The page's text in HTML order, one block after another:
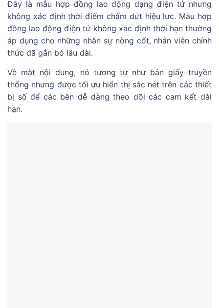
Đây là mẫu hợp đồng lao động dạng điện tử nhưng
không xác định thời điểm chấm dứt hiệu lực. Mẫu hợp
đồng lao động điện tử không xác định thời hạn thường
áp dụng cho những nhân sự nòng cốt, nhân viên chính
thức đã gắn bó lâu dài.
Về mặt nội dung, nó tương tự như bản giấy truyền
thống nhưng được tối ưu hiển thị sắc nét trên các thiết
bị số để các bên dễ dàng theo dõi các cam kết dài
hạn.